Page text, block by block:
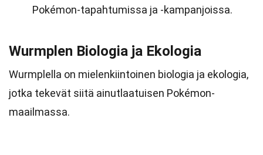
Pokémon-tapahtumissa ja -kampanjoissa.
Wurmplen Biologia ja Ekologia
Wurmplella on mielenkiintoinen biologia ja ekologia,
jotka tekevät siitä ainutlaatuisen Pokémon-
maailmassa.